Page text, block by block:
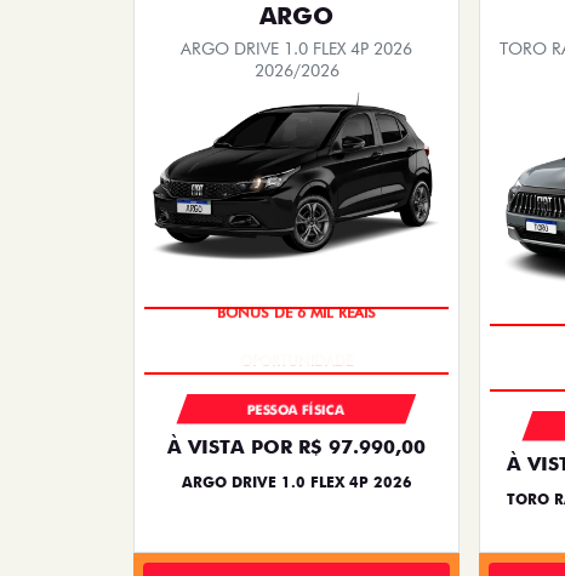
ARGO
ARGO DRIVE 1.0 FLEX 4P 2026
2026/2026
BÔNUS DE 6 MIL REAIS
PESSOA FÍSICA
À VISTA POR R$ 97.990,00
ARGO DRIVE 1.0 FLEX 4P 2026
TORO
À
TORO